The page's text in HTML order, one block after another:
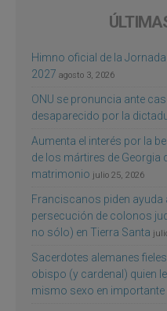
Himno oficial de la
2027 agosto 3, 2026
ONU se pronuncia ante
desaparecido por la
Aumenta el interés por la
de los mártires de Georgia
matrimonio julio 25, 2026
Franciscanos piden ayuda
persecución de colonos
no sólo) en Tierra Santa
Sacerdotes alemanes
obispo (y cardenal) quien
mismo sexo en